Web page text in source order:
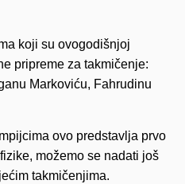
koji su ovogodišnjoj
pripreme za takmičenje:
Markoviću, Fahrudinu
ovo predstavlja prvo
možemo se nadati još
takmičenjima.